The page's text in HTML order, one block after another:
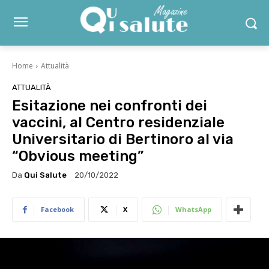
Home Attualità
ATTUALITÀ
Esitazione nei confronti dei
vaccini, al Centro residenziale
Universitario di Bertinoro al via
“Obvious meeting”
Da Qui Salute 20/10/2022
Facebook X WhatsApp